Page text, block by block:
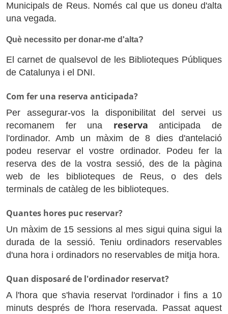
Municipals de Reus. Només cal que us doneu d'alta
una vegada.
Què necessito per donar-me d'alta?
El carnet de qualsevol de les Biblioteques Públiques
de Catalunya i el DNI.
Com fer una reserva anticipada?
Per assegurar-vos la disponibilitat del servei us
recomanem fer una reserva
anticipada de
l'ordinador. Amb un màxim de 8 dies d'antelació
podeu reservar el vostre ordinador. Podeu fer la
reserva des de la vostra sessió, des de la pàgina
web de les biblioteques de Reus, o des dels
terminals de catàleg de les biblioteques.
Quantes hores puc reservar?
Un màxim de 15 sessions al mes sigui quina sigui la
durada de la sessió. Teniu ordinadors reservables
d'una hora i ordinadors no reservables de mitja hora.
Quan disposaré de l'ordinador reservat?
A l'hora que s'havia reservat l'ordinador i fins a 10
minuts després de l'hora reservada. Passat aquest